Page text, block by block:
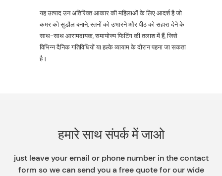
यह उत्पाद उन अतिरिक्त आकार की महिलाओं के लिए आदर्श है जो
कमर को सुडौल बनाने, स्तनों को उभारने और पीठ को सहारा देने के
साथ-साथ आरामदायक, समायोज्य फिटिंग की तलाश में हैं, जिसे
विभिन्न दैनिक गतिविधियों या हल्के व्यायाम के दौरान पहना जा सकता
है।
हमारे साथ संपर्क में जाओ
just leave your email or phone number in the contact
form so we can send you a free quote for our wide